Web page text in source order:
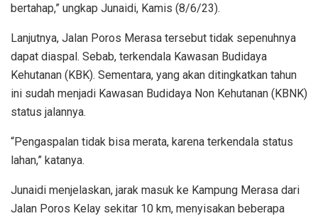
bertahap,” ungkap Junaidi, Kamis (8/6/23).
Lanjutnya, Jalan Poros Merasa tersebut tidak sepenuhnya
dapat diaspal. Sebab, terkendala Kawasan Budidaya
Kehutanan (KBK). Sementara, yang akan ditingkatkan tahun
ini sudah menjadi Kawasan Budidaya Non Kehutanan (KBNK)
status jalannya.
“Pengaspalan tidak bisa merata, karena terkendala status
lahan,” katanya.
Junaidi menjelaskan, jarak masuk ke Kampung Merasa dari
Jalan Poros Kelay sekitar 10 km, menyisakan beberapa